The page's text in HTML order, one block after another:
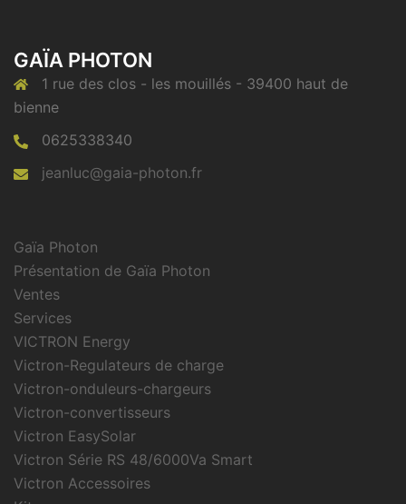
GAÏA PHOTON
1 rue des clos - les mouillés - 39400 haut de
bienne
0625338340
jeanluc@gaia-photon.fr
Gaïa Photon
Présentation de Gaïa Photon
Ventes
Services
VICTRON Energy
Victron-Regulateurs de charge
Victron-onduleurs-chargeurs
Victron-convertisseurs
Victron EasySolar
Victron Série RS 48/6000Va Smart
Victron Accessoires